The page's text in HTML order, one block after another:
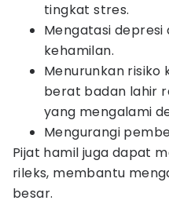
tingkat stres.
Mengatasi
kehamilan.
Menurunkan
berat badan lahir
yang mengalami
Mengurangi
Pijat hamil juga dapat
rileks, membantu
besar.